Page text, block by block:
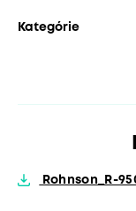
Kategórie
Rohnson_R-